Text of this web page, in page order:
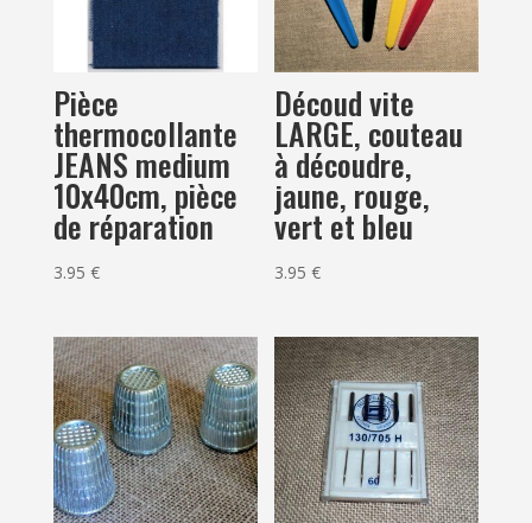
Pièce
thermocollante
JEANS medium
10x40cm, pièce
de réparation
3.95 €
Découd vite
LARGE, couteau
à découdre,
jaune, rouge,
vert et bleu
3.95€